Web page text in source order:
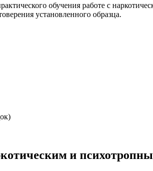
обучения работе с
установленного образца.
и